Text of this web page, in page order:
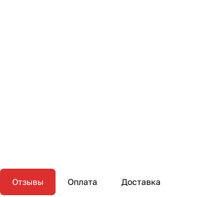
Отзывы Оплата Доставка